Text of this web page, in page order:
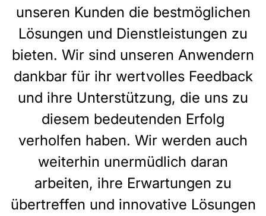
unseren Kunden die bestmöglichen
Lösungen und Dienstleistungen zu
bieten. Wir sind unseren Anwendern
dankbar für ihr wertvolles Feedback
und ihre Unterstützung, die uns zu
diesem bedeutenden Erfolg
verholfen haben. Wir werden auch
weiterhin unermüdlich daran
arbeiten, ihre Erwartungen zu
übertreffen und innovative Lösungen